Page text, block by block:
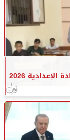
2026